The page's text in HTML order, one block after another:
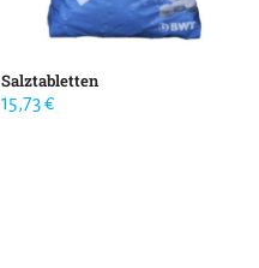
Salztabletten
15,73€